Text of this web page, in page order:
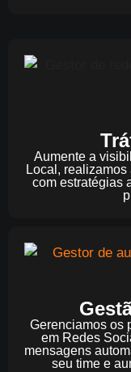
Aumente a
Local,
com estratégias
Gerenciamos os
em Redes
mensagens
seu time e